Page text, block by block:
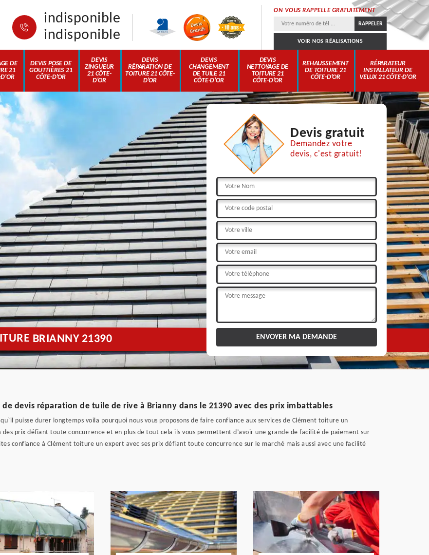
indisponible
indisponible
ON VOUS RAPPELLE GRATUITEMENT
VOIR NOS RÉALISATIONS
DE
21
D'OR
DEVIS POSE DE
GOUTTIÈRES 21
CÔTE-D'OR
DEVIS
ZINGUEUR
21 CÔTE-
D'OR
DEVIS
RÉPARATION DE
TOITURE 21 CÔTE-
D'OR
DEVIS
CHANGEMENT
DE TUILE 21
CÔTE-D'OR
DEVIS
NETTOYAGE DE
TOITURE 21
CÔTE-D'OR
REHAUSSEMENT
DE TOITURE 21
CÔTE-D'OR
RÉPARATEUR
INSTALLATEUR DE
VELUX 21 CÔTE-D'OR
Devis gratuit
Demandez votre
devis, c'est gratuit!
BRIANNY 21390
devis réparation de tuile de rive à Brianny dans le 21390 avec des prix imbattables
puisse durer longtemps voila pourquoi nous vous proposons de faire confiance aux services de Clément toiture un
des prix défiant toute concurrence et en plus de tout cela ils vous permettent d’avoir une grande de facilité de paiement sur
confiance à Clément toiture un expert avec ses prix défiant toute concurrence sur le marché mais aussi avec une facilité